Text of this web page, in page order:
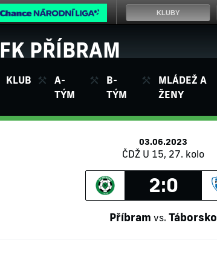
FK PŘÍBRAM
KLUB
A-
TÝM
B-
TÝM
MLÁDEŽ A
ŽENY
03.06.2023
ČDŽ U 15, 27. kolo
2:0
Příbram vs.Táborsko
KLUBY